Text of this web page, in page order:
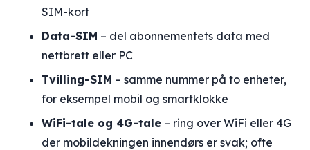
SIM-kort
Data-SIM – del abonnementets data med
nettbrett eller PC
Tvilling-SIM – samme nummer på to enheter,
for eksempel mobil og smartklokke
WiFi-tale og 4G-tale – ring over WiFi eller 4G
der mobildekningen innendørs er svak; ofte